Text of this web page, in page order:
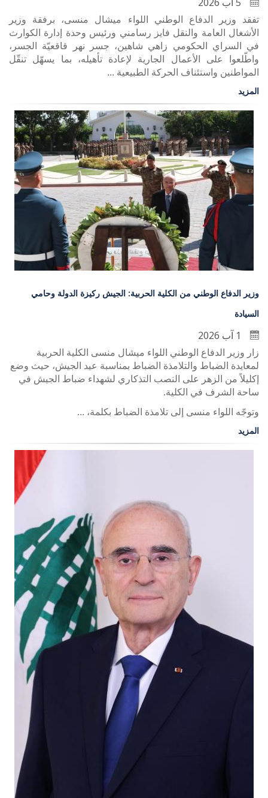
تفقد وزير الدفاع الوطني اللواء ميشال منسى، برفقة وزير
الأشغال العامة والنقل فايز رسامني ورئيس وحدة إدارة الكوارث
في السراي الحكومي زاهي شاهين، جسر نهر قاقعيّة الجسر،
واطّلعوا على الأعمال الجارية لإعادة تأهيله، بما يسهّل تنقّل
المواطنين واستئناف الحركة الطبيعية ...
المزيد
وزير الدفاع الوطني من الكلية الحربية: الجيش ركيزة الدولة وحامي
السيادة
زار وزير الدفاع الوطني اللواء ميشال منسى الكلية الحربية
لمعايدة الضباط والتلامذة الضباط بمناسبة عيد الجيش، حيث وضع
إكليلاً من الزهر على النصب التذكاري لشهداء ضباط الجيش في
ساحة الشرف في الكلية.
وتوجّه اللواء منسى إلى تلامذة الضباط بكلمة، ...
المزيد